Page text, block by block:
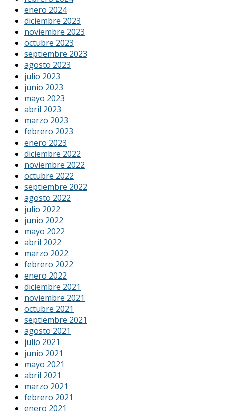
enero 2024
diciembre 2023
noviembre 2023
octubre 2023
septiembre 2023
agosto 2023
julio 2023
junio 2023
mayo 2023
abril 2023
marzo 2023
febrero 2023
enero 2023
diciembre 2022
noviembre 2022
octubre 2022
septiembre 2022
agosto 2022
julio 2022
junio 2022
mayo 2022
abril 2022
marzo 2022
febrero 2022
enero 2022
diciembre 2021
noviembre 2021
octubre 2021
septiembre 2021
agosto 2021
julio 2021
junio 2021
mayo 2021
abril 2021
marzo 2021
febrero 2021
enero 2021